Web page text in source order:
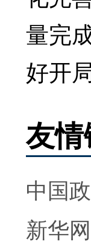
量完
好开
友
中国
新华网